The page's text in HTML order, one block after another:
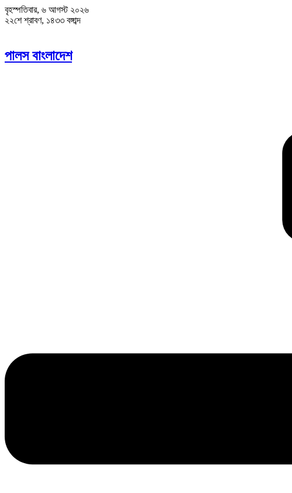
বৃহস্পতিবার, ৬ আগস্ট ২০২৬
২২শে শ্রাবণ, ১৪৩৩ বঙ্গাব্দ
পালস বাংলাদেশ